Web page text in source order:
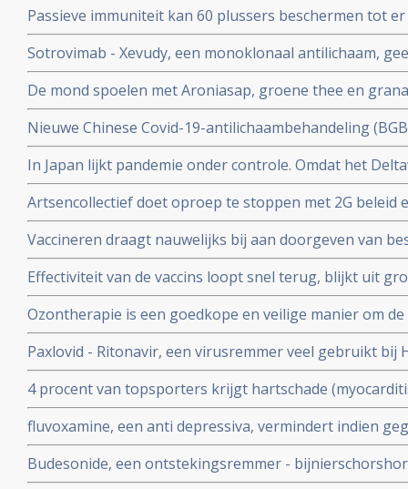
studie.
Passieve immuniteit kan 60 plussers beschermen tot
viroloog Jaap Goudsmid
Sotrovimab - Xevudy, een monoklonaal antilichaam,
bij patienten die reeds besmet zijn. EMA gaat snel
gebruik in Europa.
De mond spoelen met Aroniasap, groene thee en
het coronavirus - Covid-19 virus en geeft 80 tot 97
doorgeven van virus.
Nieuwe Chinese Covid-19-antilichaambehandeling
Covid-19 - coronavirus is veelbelovend en
Chinese coronapatienten
In Japan lijkt pandemie onder controle. Omdat het
gemuteerd of omdat er veel ivermectine wordt
Artsencollectief doet oproep te stoppen met 2G beleid
de druk op de zorg te verminderen
Vaccineren draagt nauwelijks bij aan doorgeven van
vaccineren lijkt juist doorgeven van besmettingen en
stimuleren. Bewijst groot internationaal onderzoek in
Effectiviteit van de vaccins loopt snel terug, blijkt uit
onder 800.000 veteranen.
Ozontherapie is een goedkope en veilige manier om
virussen - de overvloedige zwavel bevattende
SARS-CoV-2 aan te pakken en te elimineren
Paxlovid - Ritonavir, een virusremmer veel gebruikt bij
ziekenhuisopname bij kwetsbare coronapatiënten met
tijd wordt ingenomen
4 procent van topsporters krijgt hartschade
na lichte klachten als na ernstige klachten blijkt uit
fluvoxamine, een anti depressiva, vermindert indien
het risico op overlijden met 90 procent door COVID-19
met de ziekte om intensieve medische zorg te krijgen
Budesonide, een ontstekingsremmer -
astmapatienten, blijkt gebruikt als neusspray effectief